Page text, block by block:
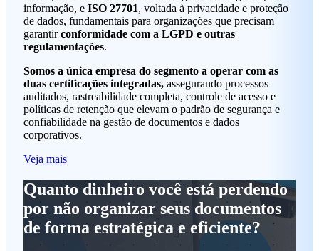
informação, e ISO 27701, voltada à privacidade e proteção
de dados, fundamentais para organizações que precisam
garantirconformidade com a LGPD e outras
regulamentações.
Somos a única empresa do segmento a operar com as
duas certificações integradas, assegurando processos
auditados, rastreabilidade completa, controle de acesso e
políticas de retenção que elevam o padrão de segurança e
confiabilidade na gestão de documentos e dados
corporativos.
Veja mais
Quanto dinheiro você está perdendo
por não organizar seus documentos
de forma estratégica e eficiente?